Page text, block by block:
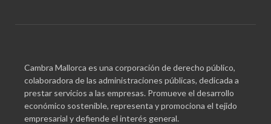
Cambra Mallorca es una corporación de derecho público,
colaboradora de las administraciones públicas, dedicada a
prestar servicios a las empresas. Promueve el desarrollo
económico sostenible, representa y promociona el tejido
empresarial y defiende el interés general.